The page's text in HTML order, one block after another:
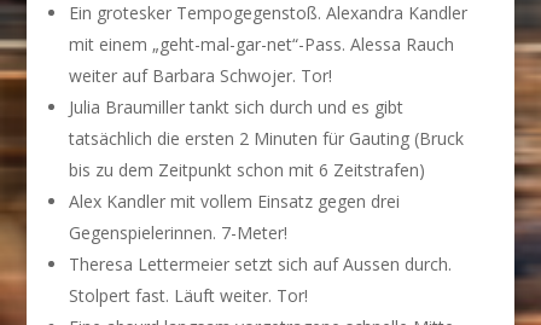
Ein grotesker Tempogegenstoß. Alexandra Kandler
mit einem „geht-mal-gar-net“-Pass. Alessa Rauch
weiter auf Barbara Schwojer. Tor!
Julia Braumiller tankt sich durch und es gibt
tatsächlich die ersten 2 Minuten für Gauting (Bruck
bis zu dem Zeitpunkt schon mit 6 Zeitstrafen)
Alex Kandler mit vollem Einsatz gegen drei
Gegenspielerinnen. 7-Meter!
Theresa Lettermeier setzt sich auf Aussen durch.
Stolpert fast. Läuft weiter. Tor!